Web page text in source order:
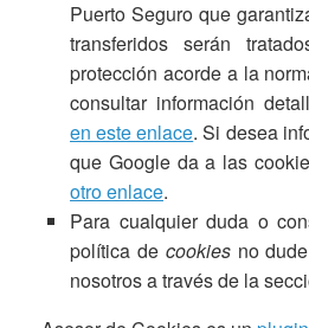
Puerto Seguro que
transferidos serán
protección acorde a la
consultar información
en este enlace. Si desea
que Google da a las
otro enlace.
Para cualquier duda o
política de cookiesno
nosotros a través de la